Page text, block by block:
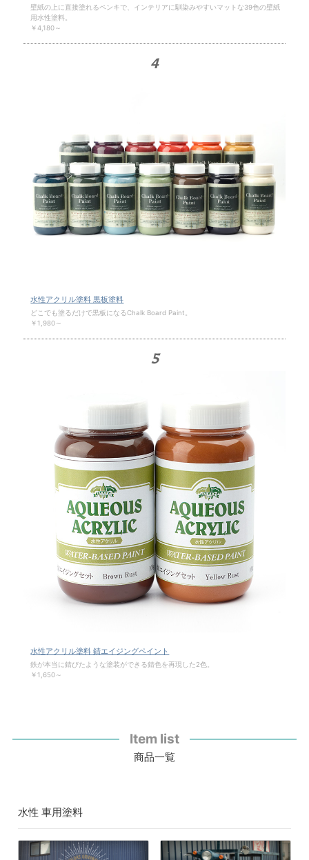
壁紙の上に直接塗れるペンキで、インテリアに馴染みやすいマットな39色の壁紙
用水性塗料。
￥4,180～
4
水性アクリル塗料 黒板塗料
どこでも塗るだけで黒板になるChalk Board Paint。
￥1,980～
5
水性アクリル塗料 錆エイジングペイント
鉄が本当に錆びたような塗装ができる錆色を再現した2色。
￥1,650～
Item list
商品一覧
水性 車用塗料